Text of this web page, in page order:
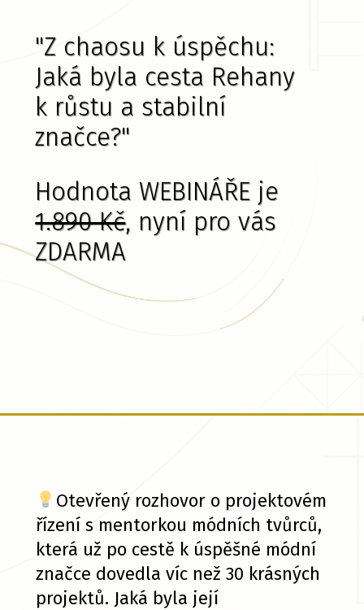
"Z chaosu k úspěchu:
Jaká byla cesta Rehany
k růstu a stabilní
značce?"
Hodnota WEBINÁŘE je
1.890 Kč, nyní pro vás
ZDARMA
Otevřený rozhovor o projektovém
řízení s mentorkou módních tvůrců,
která už po cestě k úspěšné módní
značce dovedla víc než 30 krásných
projektů. Jaká byla její